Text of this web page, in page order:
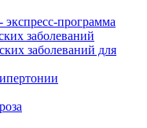
программа
заболеваний
заболеваний для